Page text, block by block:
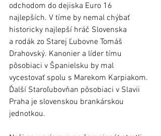
odchodom do dejiska Euro 16
najlepších. V tíme by nemal chýbať
historicky najlepší hráč Slovenska
a rodák zo Starej Ľubovne Tomáš
Drahovský. Kanonier a líder tímu
pôsobiaci v Španielsku by mal
vycestovať spolu s Marekom Karpiakom.
Ďalší Staroľubovňan pôsobiaci v Slavii
Praha je slovenskou brankárskou
jednotkou.